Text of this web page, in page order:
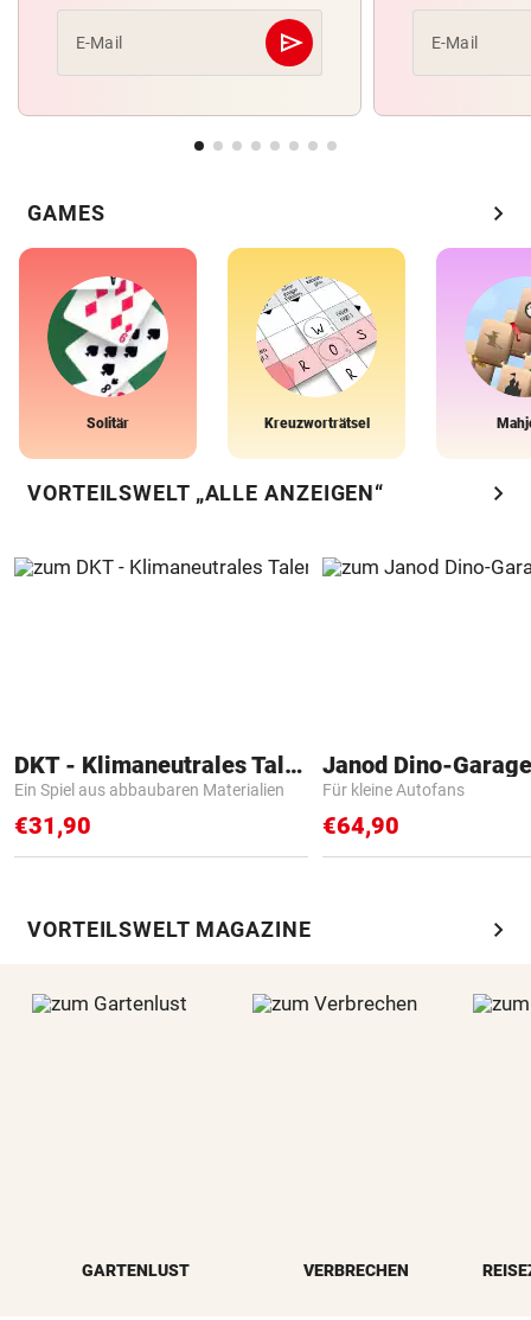
E-Mail send
Abschicken E-Mail
GAMES chevron_right
Solitär Kreuzworträtsel
VORTEILSWELT „ALLE ANZEIGEN“ chevron_right
DKT - Klimaneutrales Talent
Ein Spiel aus abbaubaren Materialien
€31,90
Janod Dino-Garage
Für kleine Autofans
€64,90
VORTEILSWELT MAGAZINE chevron_right
GARTENLUST VERBRECHEN